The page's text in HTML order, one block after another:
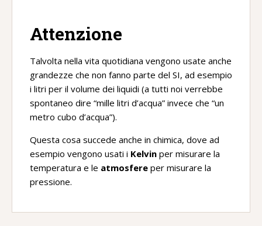
Attenzione
Talvolta nella vita quotidiana vengono usate anche
grandezze che non fanno parte del SI, ad esempio
i litri per il volume dei liquidi (a tutti noi verrebbe
spontaneo dire “mille litri d’acqua” invece che “un
metro cubo d’acqua”).
Questa cosa succede anche in chimica, dove ad
esempio vengono usati i Kelvin per misurare la
temperatura e le atmosfere per misurare la
pressione.